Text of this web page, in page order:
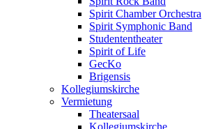
Spirit Chamber Orchestra
Spirit Symphonic Band
Studententheater
Spirit of Life
GecKo
Brigensis
Kollegiumskirche
Vermietung
Theatersaal